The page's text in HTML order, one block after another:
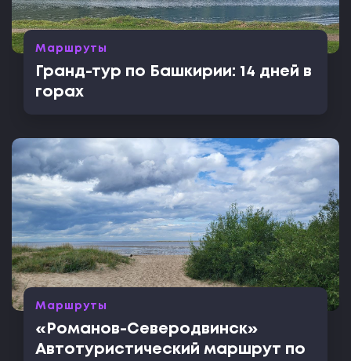
Маршруты
Гранд-тур по Башкирии: 14 дней в
горах
Маршруты
«Романов-Северодвинск»
Автотуристический маршрут по